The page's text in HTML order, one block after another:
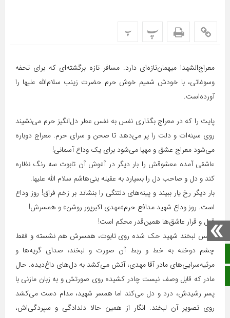
صفحه نخست
پ پ
معراج‌الشهدا میهمان‌تازه‌ای دارد. مسافر تازه‌ برگشته‌ای که برای تحفه
وسوغاتی، با خودش شمیم خوش حرم حضرت زینب سلام‌الله علیها را
آورده‌است.
پایت را که در معراج بگذاری نفس به نفس عطر دل‌انگیز حرم می‌نشیند
روی سینه‌ات و دلت را پر می‌دهد تا صحن و سرای حرم. معراج دوباره
می‌شود معراج عشق و مهیا می‌شود برای یک وداع آسمانی!
عاشقی آمده معشوقش را بار دیگر در آغوش آن تابوت سه رنگ نظاره
کند و دل و صاحب دل را بسپارد به عقیله بنی‌هاشم سلام الله علیها.
بار دیگر رخ یار ببیند و پینه‌های دلتنگی را بنشاند بر زخم فراق! روز وداع
است. روز وداع شهید مدافع حرم«مهدی اکبرپور روشن» و همسرش!
قول و قرار عاشق‌ها همین‌قدر محکم است!
عکس لبخند شهید حک شده روی تابوت، همسرش هم نشسته و فقط
چشم دوخته به خط و ربط آن صورت و لبخند، صدای گریه‌ها و
مرثیه‌سرایی‌های مادر آقا مهدی، آتش می‌کشد به دل‌های داغ‌دیده. حال
مادر که قابل وصف نیست چادر کشیده روی صورتش و به زبان مازنی با
پسر رشیدش، درد و دل می‌کند اما همسر شهید، مدام دست می‌کشد
روی تصویر آن لبخند. انگار از همین حالا دلدادگی و سپردگی‌اش،